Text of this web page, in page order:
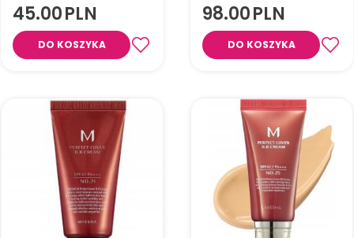
Delikatny żel złuszczający z 10
rodzajami kwasu
hialuronowego, który usuwa
nawilżając oraz przywracając
skórze gładkość i naturalny
45.00PLN
DO KOSZYKA
Luksusowa ampułka o
działaniu ujędrniającym,
98.00PLN
DO KOSZYKA